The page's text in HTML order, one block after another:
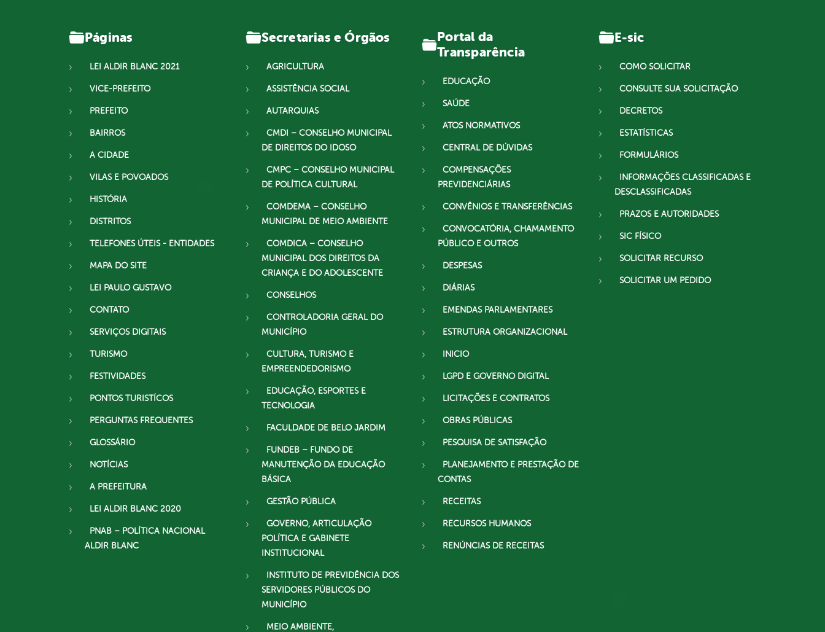
Páginas
LEI ALDIR BLANC 2021
VICE-PREFEITO
PREFEITO
BAIRROS
A CIDADE
VILAS E POVOADOS
HISTÓRIA
DISTRITOS
TELEFONES ÚTEIS - ENTIDADES
MAPA DO SITE
LEI PAULO GUSTAVO
CONTATO
SERVIÇOS DIGITAIS
TURISMO
FESTIVIDADES
PONTOS TURISTÍCOS
PERGUNTAS FREQUENTES
GLOSSÁRIO
NOTÍCIAS
A PREFEITURA
LEI ALDIR BLANC 2020
PNAB – POLÍTICA NACIONAL
ALDIR BLANC
Secretarias e Órgãos
AGRICULTURA
ASSISTÊNCIA SOCIAL
AUTARQUIAS
CMDI – CONSELHO MUNICIPAL
DE DIREITOS DO IDOSO
CMPC – CONSELHO MUNICIPAL
DE POLÍTICA CULTURAL
COMDEMA – CONSELHO
MUNICIPAL DE MEIO AMBIENTE
COMDICA – CONSELHO
MUNICIPAL DOS DIREITOS DA
CRIANÇA E DO ADOLESCENTE
CONSELHOS
CONTROLADORIA GERAL DO
MUNICÍPIO
CULTURA, TURISMO E
EMPREENDEDORISMO
EDUCAÇÃO, ESPORTES E
TECNOLOGIA
FACULDADE DE BELO JARDIM
FUNDEB – FUNDO DE
MANUTENÇÃO DA EDUCAÇÃO
BÁSICA
GESTÃO PÚBLICA
GOVERNO, ARTICULAÇÃO
POLÍTICA E GABINETE
INSTITUCIONAL
INSTITUTO DE PREVIDÊNCIA DOS
SERVIDORES PÚBLICOS DO
MUNICÍPIO
MEIO AMBIENTE,
Portal da
Transparência
EDUCAÇÃO
SAÚDE
ATOS NORMATIVOS
CENTRAL DE DÚVIDAS
COMPENSAÇÕES
PREVIDENCIÁRIAS
CONVÊNIOS E TRANSFERÊNCIAS
CONVOCATÓRIA, CHAMAMENTO
PÚBLICO E OUTROS
DESPESAS
DIÁRIAS
EMENDAS PARLAMENTARES
ESTRUTURA ORGANIZACIONAL
INICIO
LGPD E GOVERNO DIGITAL
LICITAÇÕES E CONTRATOS
OBRAS PÚBLICAS
PESQUISA DE SATISFAÇÃO
PLANEJAMENTO E PRESTAÇÃO DE
CONTAS
RECEITAS
RECURSOS HUMANOS
RENÚNCIAS DE RECEITAS
E-sic
COMO SOLICITAR
CONSULTE SUA SOLICITAÇÃO
DECRETOS
ESTATÍSTICAS
FORMULÁRIOS
INFORMAÇÕES CLASSIFICADAS E
DESCLASSIFICADAS
PRAZOS E AUTORIDADES
SIC FÍSICO
SOLICITAR RECURSO
SOLICITAR UM PEDIDO